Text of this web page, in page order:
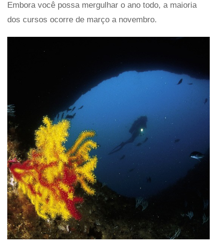
Embora você possa mergulhar o ano todo, a maioria
dos cursos ocorre de março a novembro.